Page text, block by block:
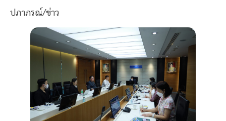
ปภาภรณ์/ข่าว